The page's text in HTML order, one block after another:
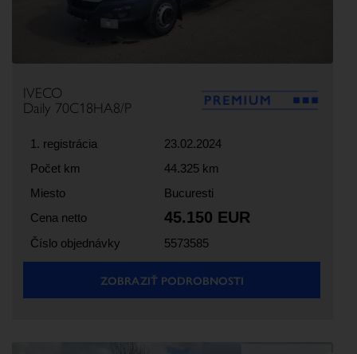
IVECO
Daily 70C18HA8/P
1. registrácia
23.02.2024
Počet km
44.325 km
Miesto
Bucuresti
Cena netto
45.150 EUR
Číslo objednávky 5573585
ZOBRAZIŤ PODROBNOSTI